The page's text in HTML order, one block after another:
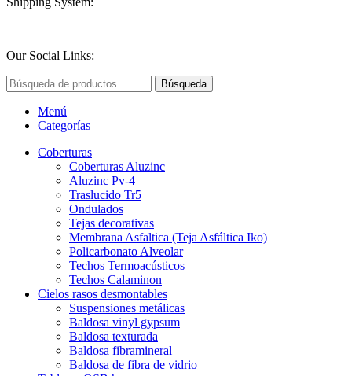
Our Social Links:
Búsqueda
Menú
Categorías
Coberturas
Coberturas Aluzinc
Aluzinc Pv-4
Traslucido Tr5
Ondulados
Tejas decorativas
Membrana Asfaltica (Teja Asfáltica Iko)
Policarbonato Alveolar
Techos Termoacústicos
Techos Calaminon
Cielos rasos desmontables
Suspensiones metálicas
Baldosa vinyl gypsum
Baldosa texturada
Baldosa fibramineral
Baldosa de fibra de vidrio